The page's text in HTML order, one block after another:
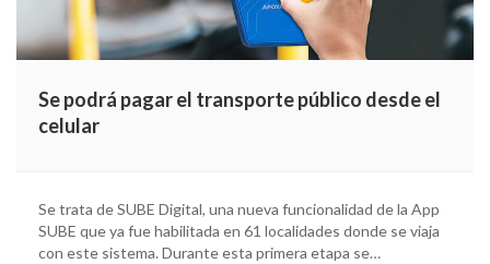
Se podrá pagar el transporte público desde el
celular
Se trata de SUBE Digital, una nueva funcionalidad de la App
SUBE que ya fue habilitada en 61 localidades donde se viaja
con este sistema. Durante esta primera etapa se…